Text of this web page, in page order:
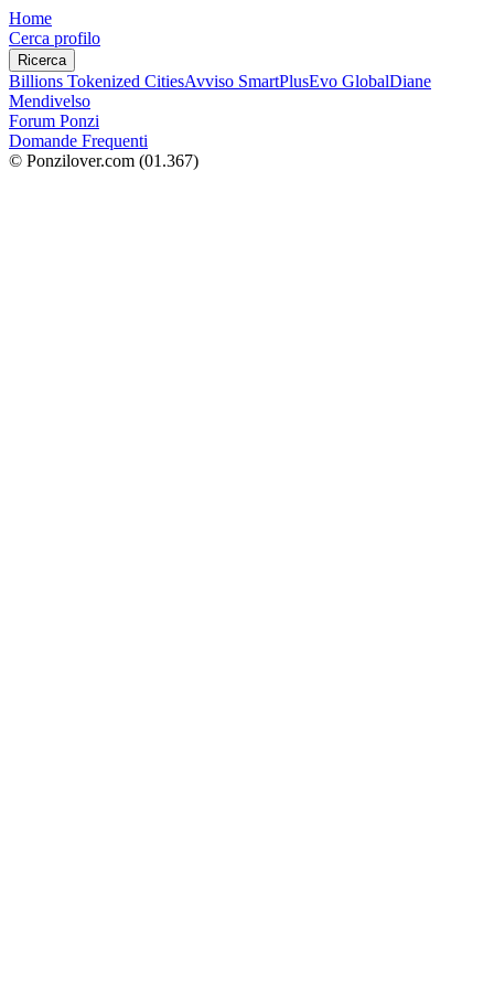
Home
Cerca profilo
Ricerca
Billions Tokenized CitiesAvviso SmartPlusEvo GlobalDiane
Mendivelso
Forum Ponzi
Domande Frequenti
© Ponzilover.com (01.367)